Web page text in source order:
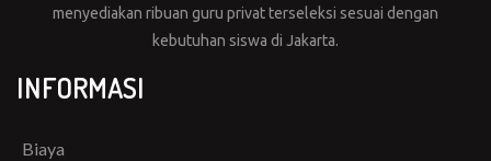
menyediakan ribuan guru privat terseleksi sesuai dengan
kebutuhan siswa di Jakarta.
INFORMASI
Biaya